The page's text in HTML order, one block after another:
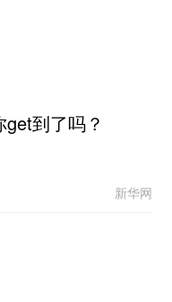
到了吗？
新华网